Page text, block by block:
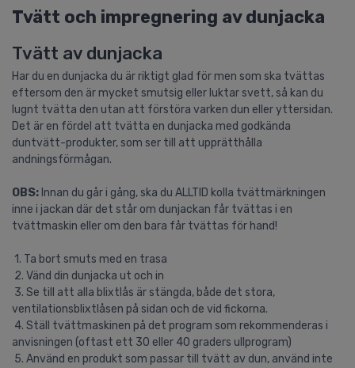
Tvätt och impregnering av dunjacka
Tvätt av dunjacka
Har du en dunjacka du är riktigt glad för men som ska tvättas
eftersom den är mycket smutsig eller luktar svett, så kan du
lugnt tvätta den utan att förstöra varken dun eller yttersidan.
Det är en fördel att tvätta en dunjacka med godkända
duntvätt-produkter, som ser till att upprätthålla
andningsförmågan.
OBS: Innan du går i gång, ska du ALLTID kolla tvättmärkningen
inne i jackan där det står om dunjackan får tvättas i en
tvättmaskin eller om den bara får tvättas för hand!
1. Ta bort smuts med en trasa
2. Vänd din dunjacka ut och in
3. Se till att alla blixtlås är stängda, både det stora,
ventilationsblixtlåsen på sidan och de vid fickorna.
4. Ställ tvättmaskinen på det program som rekommenderas i
anvisningen (oftast ett 30 eller 40 graders ullprogram)
5. Använd en produkt som passar till tvätt av dun, använd inte